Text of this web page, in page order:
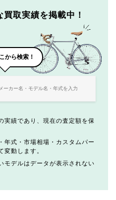
買取実績を掲載中！
から検索！
実績であり、現在の査定額を保
年式・市場相場・カスタムパー
変動します。
モデルはデータが表示されない